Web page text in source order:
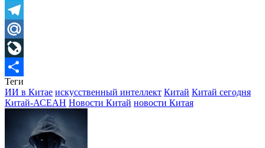
Skype
Telegram
Mail.Ru
LiveJournal
Отправить
Теги
ИИ в Китае искусственный интеллект Китай Китай сегодня
Китай-АСЕАН Новости Китай новости Китая